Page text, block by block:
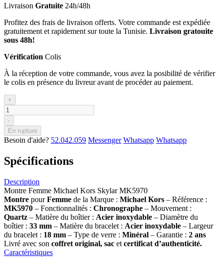
Livraison Gratuite 24h/48h
Profitez des frais de livraison offerts. Votre commande est expédiée
gratuitement et rapidement sur toute la Tunisie. Livraison gratouite
sous 48h!
Vérification Colis
À la réception de votre commande, vous avez la posibilité de vérifier
le colis en présence du livreur avant de procéder au paiement.
+
-
En rupture
Besoin d'aide? 52.042.059 Messenger Whatsapp Whatsapp
Spécifications
Description
Montre Femme Michael Kors Skylar MK5970
Montre pourFemme de la Marque : Michael Kors – Référence :
MK5970 – Fonctionnalités : Chronographe – Mouvement :
Quartz – Matière du boîtier : Acier inoxydable – Diamètre du
boîtier : 33 mm – Matière du bracelet : Acier inoxydable – Largeur
du bracelet : 18 mm – Type de verre : Minéral – Garantie : 2 ans
Livré avec son coffret original, sac et certificat d’authenticité.
Caractéristiques